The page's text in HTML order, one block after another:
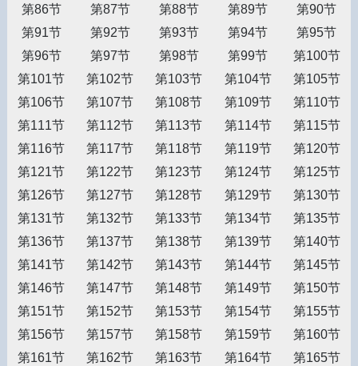
第86节
第87节 第88节 第89节
第90节
第91节
第92节 第93节 第94节
第95节
第96节
第97节 第98节 第99节
第100节
第101节
第102节 第103节 第104节
第105节
第106节
第107节 第108节 第109节
第110节
第111节
第112节 第113节 第114节
第115节
第116节
第117节 第118节 第119节
第120节
第121节
第122节 第123节 第124节
第125节
第126节
第127节 第128节 第129节
第130节
第131节
第132节 第133节 第134节
第135节
第136节
第137节 第138节 第139节
第140节
第141节
第142节 第143节 第144节
第145节
第146节
第147节 第148节 第149节
第150节
第151节
第152节 第153节 第154节
第155节
第156节
第157节 第158节 第159节
第160节
第161节
第162节 第163节 第164节
第165节